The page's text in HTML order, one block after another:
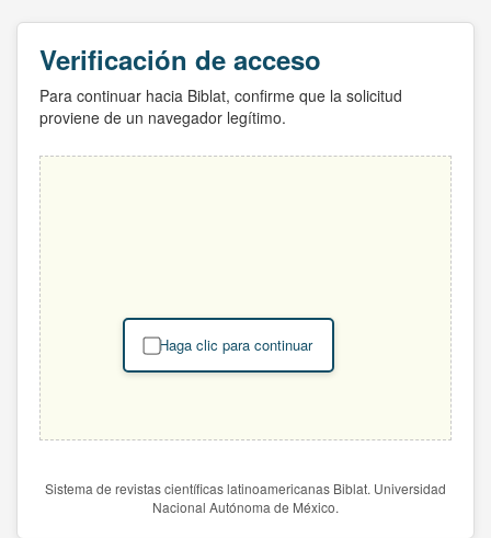
Verificación de acceso
Para continuar hacia Biblat, confirme que la solicitud
proviene de un navegador legítimo.
Haga clic para continuar
Sistema de revistas científicas latinoamericanas Biblat. Universidad
Nacional Autónoma de México.